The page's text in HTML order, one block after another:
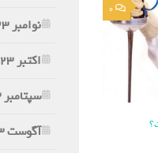
0
نوامبر 2023
اکتبر 2023
سپتامبر 2023
آگوست 2023